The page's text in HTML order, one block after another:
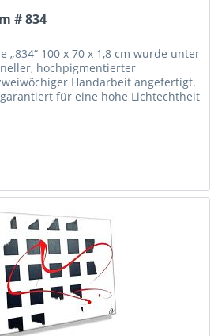
# 834
„834“ 100 x 70 x 1,8 cm wurde unter
hochpigmentierter
Handarbeit angefertigt.
für eine hohe Lichtechtheit